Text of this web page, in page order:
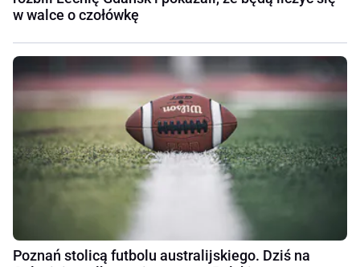
w walce o czołówkę
Poznań stolicą futbolu australijskiego. Dziś na